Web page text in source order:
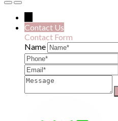
Contact Us
Contact Form
Name